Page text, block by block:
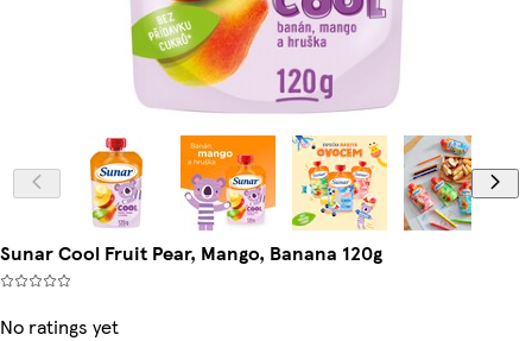
Sunar Cool Fruit Pear, Mango, Banana 120g
No ratings yet